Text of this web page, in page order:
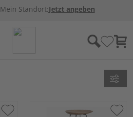
Mein Standort:Jetzt angeben